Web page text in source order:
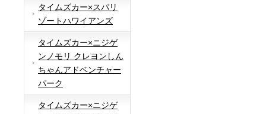
タイムズカー×スパリ
ゾートハワイアンズ
タイムズカー×ニジゲ
ンノモリ クレヨンしん
ちゃんアドベンチャー
パーク
タイムズカー×ニジゲ